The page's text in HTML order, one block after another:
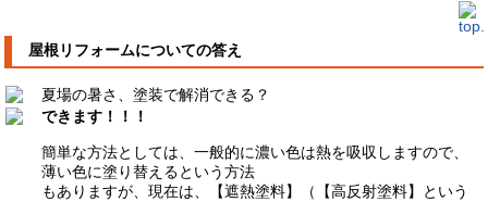
屋根リフォームについての答え
夏場の暑さ、塗装で解消できる？
できます！！！
簡単な方法としては、一般的に濃い色は熱を吸収しますので、
薄い色に塗り替えるという方法
もありますが、現在は、【遮熱塗料】（【高反射塗料】という